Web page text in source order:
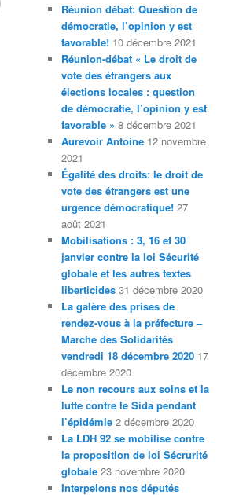
r
c
h
e
Réunion débat: Question de
démocratie, l’opinion y est
favorable! 10 décembre 2021
Réunion-débat « Le droit de
vote des étrangers aux
élections locales : question
de démocratie, l’opinion y est
favorable » 8 décembre 2021
Aurevoir Antoine 12 novembre
2021
Égalité des droits: le droit de
vote des étrangers est une
urgence démocratique! 27
août 2021
Mobilisations : 3, 16 et 30
janvier contre la loi Sécurité
globale et les autres textes
liberticides 31 décembre 2020
La galère des prises de
rendez-vous à la préfecture –
Marche des Solidarités
vendredi 18 décembre 2020 17
décembre 2020
Le non recours aux soins et la
lutte contre le Sida pendant
l’épidémie 2 décembre 2020
La LDH 92 se mobilise contre
la proposition de loi Sécrurité
globale 23 novembre 2020
Interpelons nos députés